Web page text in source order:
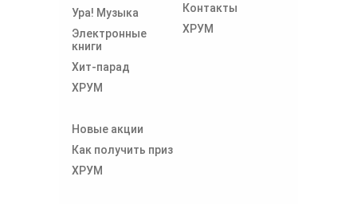
Ура! Музыка
Электронные
книги
Хит-парад
ХРУМ
Контакты
ХРУМ
Новые акции
Как получить приз
ХРУМ